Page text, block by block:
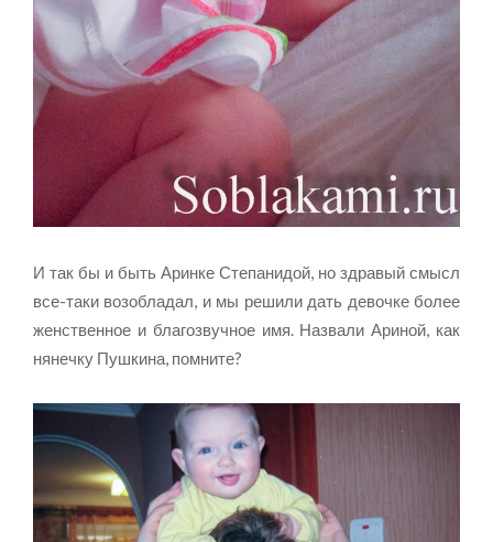
И так бы и быть Аринке Степанидой, но здравый смысл
все-таки возобладал, и мы решили дать девочке более
женственное и благозвучное имя. Назвали Ариной, как
нянечку Пушкина, помните?